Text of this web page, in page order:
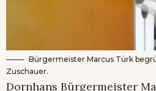
Bürgermeister Marcus Türk
Zuschauer.
Dornhans Bürgermeister